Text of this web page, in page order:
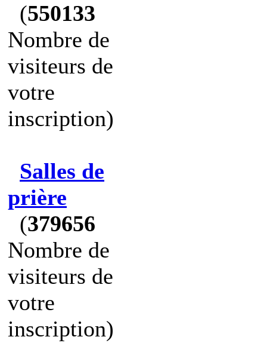
(550133
Nombre de
visiteurs de
votre
inscription)
Salles de
prière
(379656
Nombre de
visiteurs de
votre
inscription)